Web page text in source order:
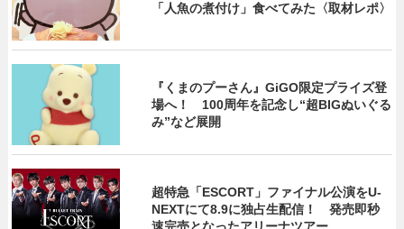
「人魚の煮付け」食べてみた〈取材レポ〉
『くまのプーさん』GiGO限定プライズ登
場へ！ 100周年を記念し“超BIGぬいぐる
み”など展開
超特急「ESCORT」ファイナル公演をU-
NEXTにて8.9に独占生配信！ 発売即秒